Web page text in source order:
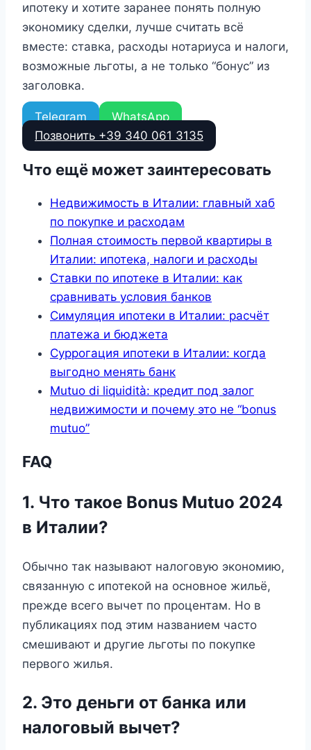
ипотеку и хотите заранее понять полную
экономику сделки, лучше считать всё
вместе: ставка, расходы нотариуса и налоги,
возможные льготы, а не только “бонус” из
заголовка.
Telegram
WhatsApp
Позвонить +39 340 061 3135
Что ещё может заинтересовать
Недвижимость в Италии: главный хаб
по покупке и расходам
Полная стоимость первой квартиры в
Италии: ипотека, налоги и расходы
Ставки по ипотеке в Италии: как
сравнивать условия банков
Симуляция ипотеки в Италии: расчёт
платежа и бюджета
Суррогация ипотеки в Италии: когда
выгодно менять банк
Mutuo di liquidità: кредит под залог
недвижимости и почему это не “bonus
mutuo”
FAQ
1. Что такое Bonus Mutuo 2024
в Италии?
Обычно так называют налоговую экономию,
связанную с ипотекой на основное жильё,
прежде всего вычет по процентам. Но в
публикациях под этим названием часто
смешивают и другие льготы по покупке
первого жилья.
2. Это деньги от банка или
налоговый вычет?